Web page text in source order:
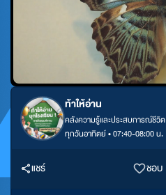
ท้าให้อ่าน
คลังความรู้และประสบการณ์ชีวิต
ทุกวันอาทิตย์ • 07:40-08:00 น.
แชร์ ชอบ